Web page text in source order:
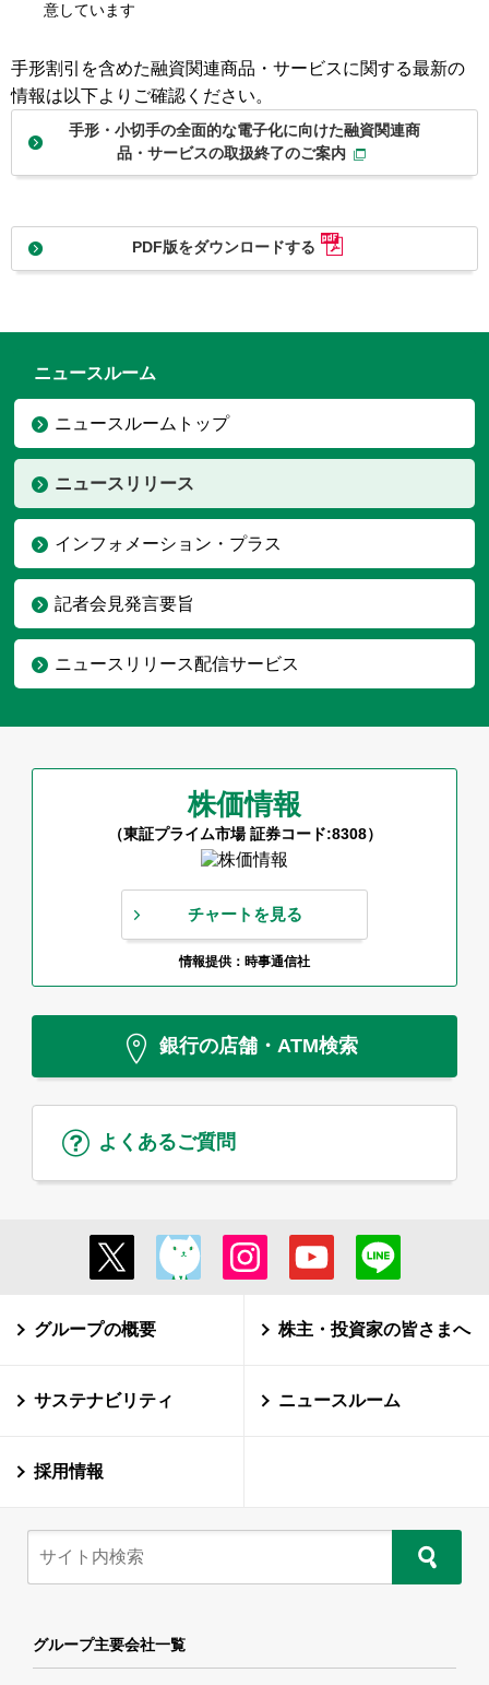
意しています
手形割引を含めた融資関連商品・サービスに関する最新の
情報は以下よりご確認ください。
手形・小切手の全面的な電子化に向けた融資関連商
品・サービスの取扱終了のご案内
PDF版をダウンロードする
ニュースルーム
ニュースルームトップ
ニュースリリース
インフォメーション・プラス
記者会見発言要旨
ニュースリリース配信サービス
株価情報
（東証プライム市場 証券コード:8308）
チャートを見る
情報提供：時事通信社
銀行の店舗・ATM検索
よくあるご質問
グループの概要 株主・投資家の皆さまへ
サステナビリティ ニュースルーム
採用情報
グループ主要会社一覧